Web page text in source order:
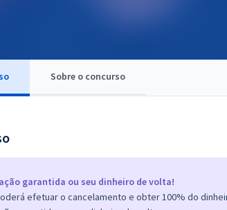
Sobre o concurso
garantida ou seu dinheiro de volta!
efetuar o cancelamento e obter 100% do